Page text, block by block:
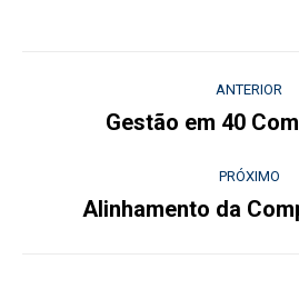
ANTERIOR
Post
Gestão em 40
PRÓXIMO
Alinhamento da